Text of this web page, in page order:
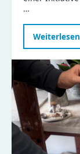
…